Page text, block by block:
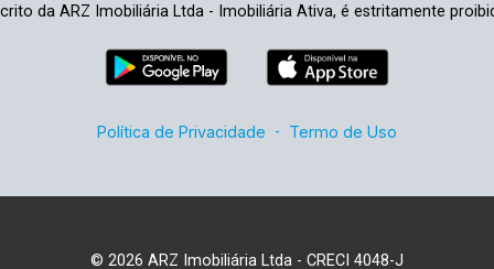
da ARZ Imobiliária Ltda - Imobiliária Ativa, é estritamente
Política de Privacidade - Termo de Uso
© 2026 ARZ Imobiliária Ltda - CRECI 4048-J